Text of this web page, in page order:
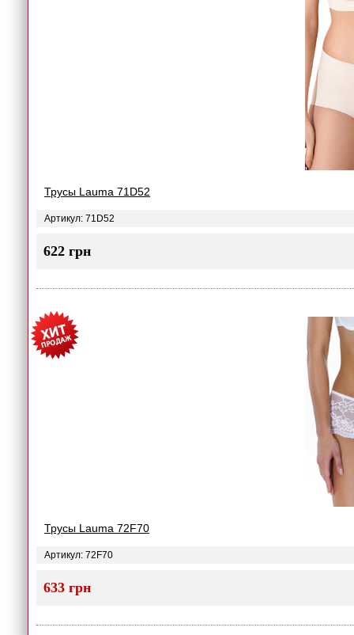
Трусы Lauma 71D52
Артикул: 71D52
622 грн
Трусы Lauma 72F70
Артикул: 72F70
633 грн